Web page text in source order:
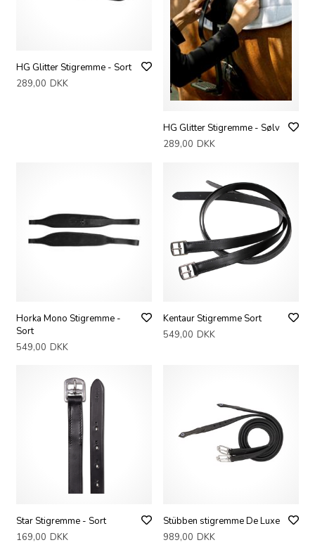
HG Glitter Stigremme - Sort
289,00 DKK
HG Glitter Stigremme - Sølv
289,00 DKK
Horka Mono Stigremme -
Sort
549,00 DKK
Kentaur Stigremme Sort
549,00 DKK
Star Stigremme - Sort
169,00 DKK
Stübben stigremme De Luxe
989,00 DKK